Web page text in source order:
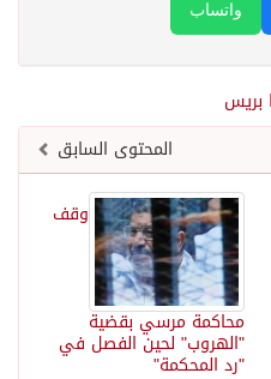
واتساب
المحتوى السابق
وقف
محاكمة مرسي بقضية
"الهروب" لحين الفصل في
"رد المحكمة"